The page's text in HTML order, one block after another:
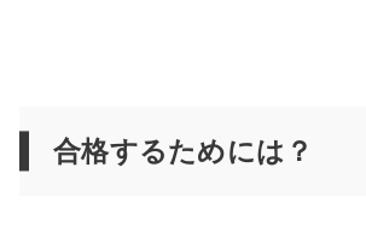
合格するためには？